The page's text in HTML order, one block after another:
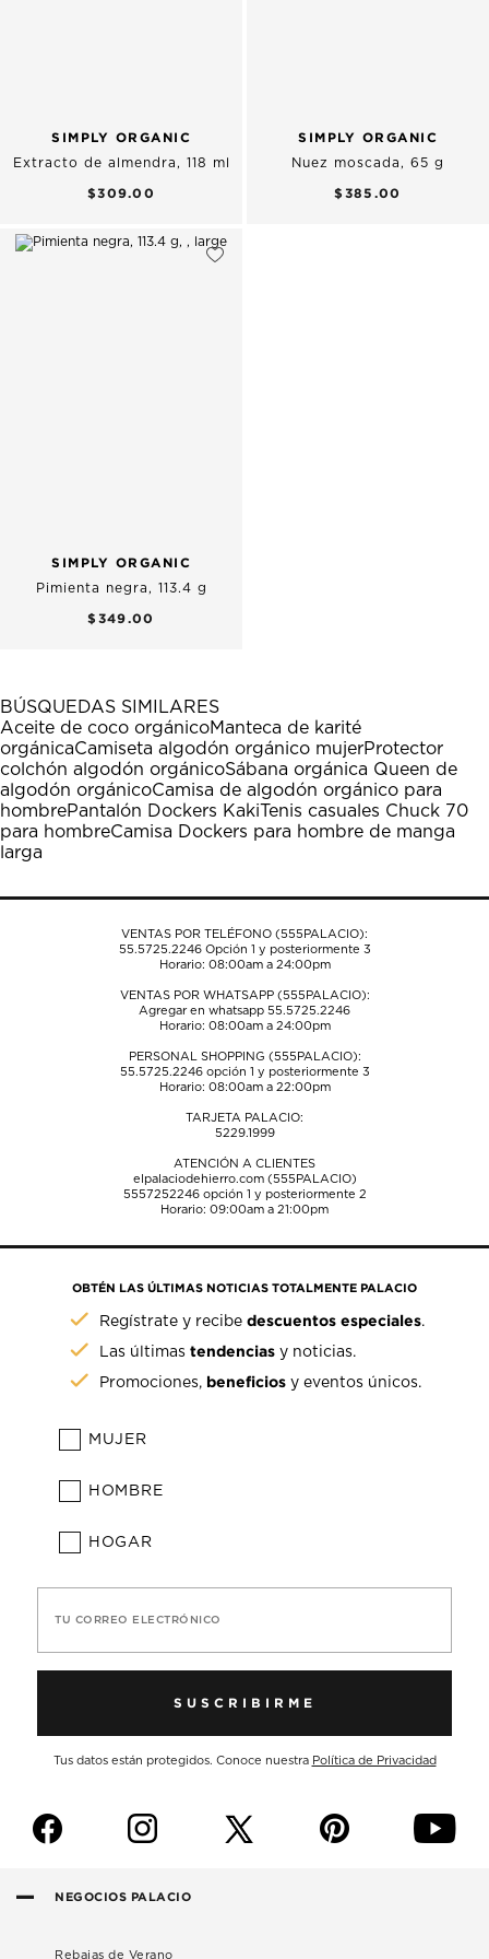
SIMPLY ORGANIC
Extracto de almendra, 118 ml
$309.00
SIMPLY ORGANIC
Nuez moscada, 65 g
$385.00
SIMPLY ORGANIC
Pimienta negra, 113.4 g
$349.00
BÚSQUEDAS SIMILARES
Aceite de coco orgánicoManteca de karité
orgánicaCamiseta algodón orgánico mujerProtector
colchón algodón orgánicoSábana orgánica Queen de
algodón orgánicoCamisa de algodón orgánico para
hombrePantalón Dockers KakiTenis casuales Chuck 70
para hombreCamisa Dockers para hombre de manga
larga
VENTAS POR TELÉFONO (555PALACIO):
55.5725.2246Opción 1 y posteriormente 3
Horario: 08:00am a 24:00pm
VENTAS POR WHATSAPP (555PALACIO):
Agregar en whatsapp 55.5725.2246
Horario: 08:00am a 24:00pm
PERSONAL SHOPPING (555PALACIO):
55.5725.2246opción 1 y posteriormente 3
Horario: 08:00am a 22:00pm
TARJETA PALACIO:
5229.1999
ATENCIÓN A CLIENTES
elpalaciodehierro.com (555PALACIO)
5557252246opción 1 y posteriormente 2
Horario: 09:00am a 21:00pm
OBTÉN LAS ÚLTIMAS NOTICIAS TOTALMENTE PALACIO
Regístrate y recibedescuentos especiales.
Las últimastendencias y noticias.
Promociones, beneficios y eventos únicos.
MUJER
HOMBRE
HOGAR
TU CORREO ELECTRÓNICO
SUSCRIBIRME
Tus datos están protegidos. Conoce nuestra Política de Privacidad
f i p y
NEGOCIOS PALACIO
Rebajas de Verano